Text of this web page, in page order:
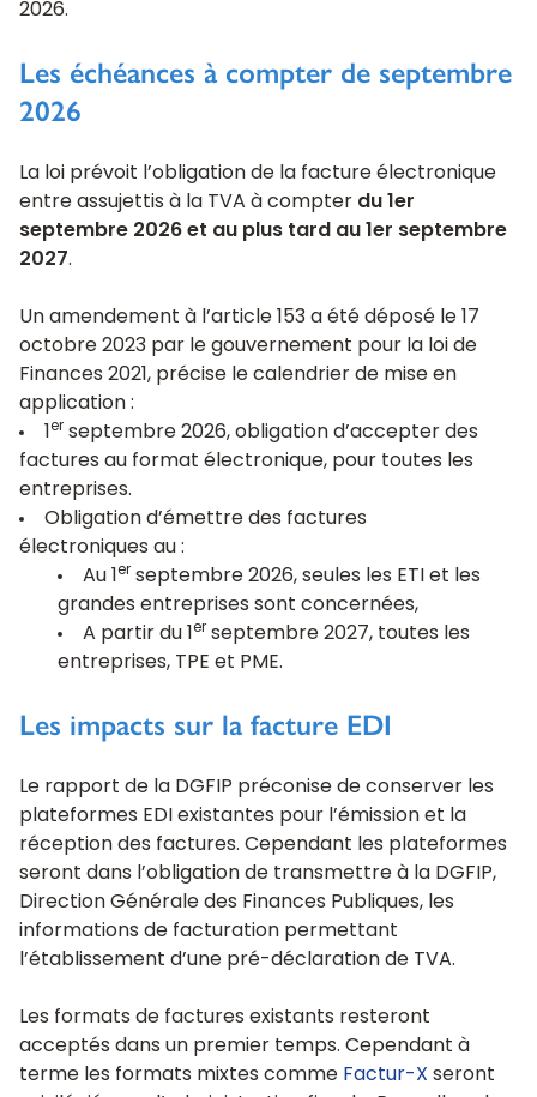
2026.
Les échéances à compter de septembre
2026
La loi prévoit l’obligation de la facture électronique
entre assujettis à la TVA à compter du 1er
septembre 2026 et au plus tard au 1er septembre
2027.
Un amendement à l’article 153 a été déposé le 17
octobre 2023 par le gouvernement pour la loi de
Finances 2021, précise le calendrier de mise en
application :
er septembre 2026, obligation d’accepter des
factures au format électronique, pour toutes les
entreprises.
Obligation d’émettre des factures
électroniques au :
Au 1
er septembre 2026, seules les ETI et les
grandes entreprises sont concernées,
A partir du 1
er septembre 2027, toutes les
entreprises, TPE et PME.
Les impacts sur la facture EDI
Le rapport de la DGFIP préconise de conserver les
plateformes EDI existantes pour l’émission et la
réception des factures. Cependant les plateformes
seront dans l’obligation de transmettre à la DGFIP,
Direction Générale des Finances Publiques, les
informations de facturation permettant
l’établissement d’une pré-déclaration de TVA.
Les formats de factures existants resteront
acceptés dans un premier temps. Cependant à
terme les formats mixtes comme Factur-X seront